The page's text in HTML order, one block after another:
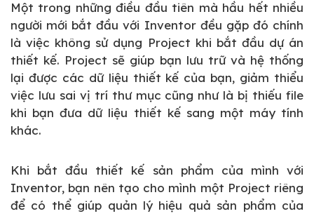
Một trong những điều đầu tiên mà hầu hết nhiều
người mới bắt đầu với Inventor đều gặp đó chính
là việc không sử dụng Project khi bắt đầu dự án
thiết kế. Project sẽ giúp bạn lưu trữ và hệ thống
lại được các dữ liệu thiết kế của bạn, giảm thiểu
việc lưu sai vị trí thư mục cũng như là bị thiếu file
khi bạn đưa dữ liệu thiết kế sang một máy tính
khác.
Khi bắt đầu thiết kế sản phẩm của mình với
Inventor, bạn nên tạo cho mình một Project riêng
để có thể giúp quản lý hiệu quả sản phẩm của